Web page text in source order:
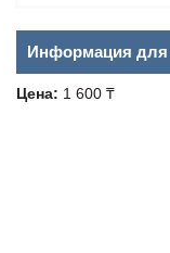
Информация для
Цена: 1 600 ₸